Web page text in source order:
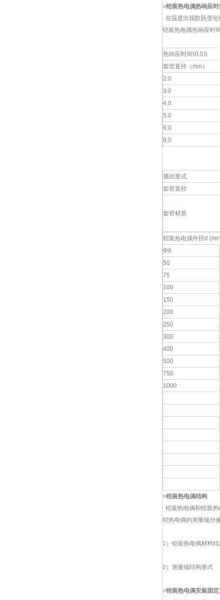
○铠装热电偶热响应
在温度出现阶跃变
铠装热电偶热响应时
热响应时间τ0.5S
套管直径（mm）
2.0
3.0
4.0
5.0
6.0
8.0
偶丝形式
套管直径
套管材质
铠装热电偶外径d
Φ8
50
75
100
150
200
250
300
400
500
750
1000
○铠装热电偶结构
铠装热电偶和铠装
铠热电偶的测量端分
1）铠装热电偶材料
2）测量端结构形式
○铠装热电偶安装固